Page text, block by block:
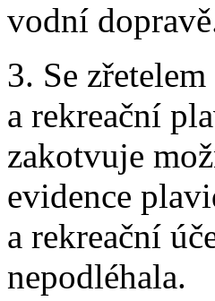
vodní
3. Se
a rekreační
zakotvuje
evidence
a rekreační
nepodléhala.